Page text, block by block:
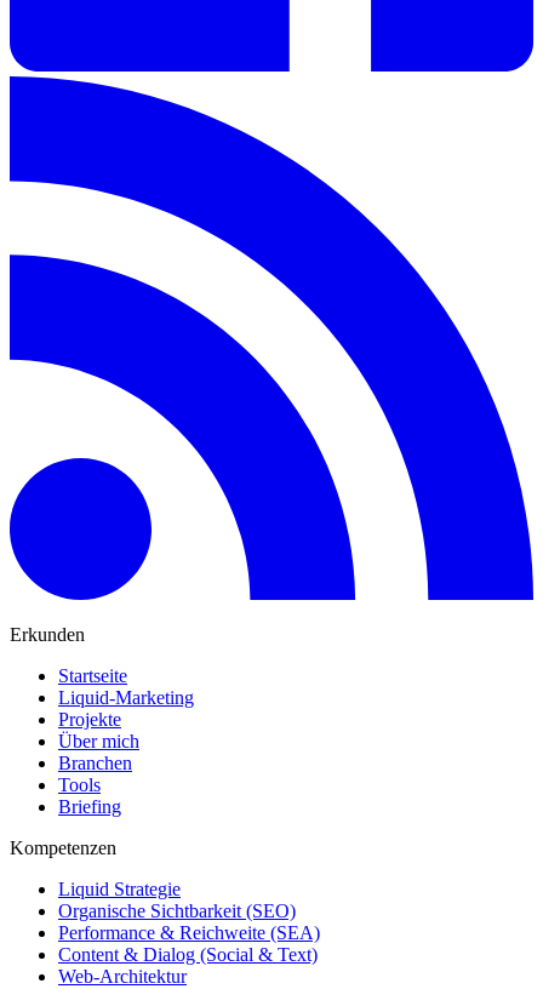
Erkunden
Startseite
Liquid-Marketing
Projekte
Über mich
Branchen
Tools
Briefing
Kompetenzen
Liquid Strategie
Organische Sichtbarkeit (SEO)
Performance & Reichweite (SEA)
Content & Dialog (Social & Text)
Web-Architektur